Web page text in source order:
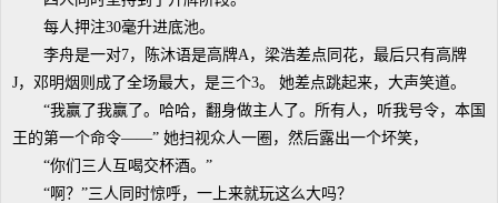
每人押注30毫升进底池。
李舟是一对7，陈沐语是高牌A，梁浩差点同花，最后只有高牌
J，邓明烟则成了全场最大，是三个3。 她差点跳起来，大声笑道。
“我赢了我赢了。哈哈，翻身做主人了。所有人，听我号令，本国
王的第一个命令——” 她扫视众人一圈，然后露出一个坏笑，
“你们三人互喝交杯酒。”
“啊？”三人同时惊呼，一上来就玩这么大吗？